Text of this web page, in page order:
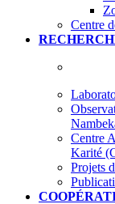
Centre
Centre
Karité
Projets